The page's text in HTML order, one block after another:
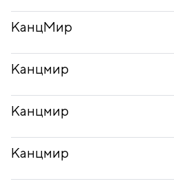
КанцМир
Канцмир
Канцмир
Канцмир